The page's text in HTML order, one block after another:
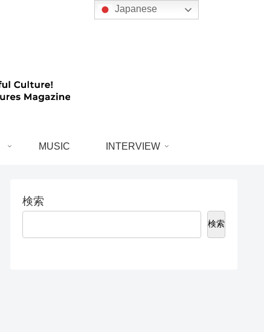
MUSIC INTERVIEW
検索
検索
Japanese